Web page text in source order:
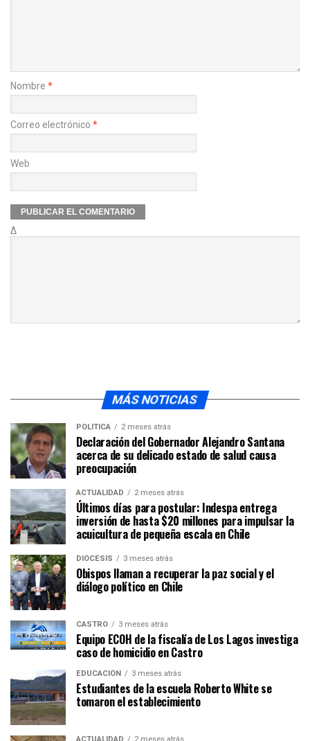
Nombre *
Correo electrónico *
Web
Δ
MÁS NOTICIAS
POLÍTICA 2 meses atrás
Declaración del Gobernador Alejandro Santana
acerca de su delicado estado de salud causa
preocupación
ACTUALIDAD 2 meses atrás
Últimos días para postular: Indespa entrega
inversión de hasta $20 millones para impulsar la
acuicultura de pequeña escala en Chile
DIÓCESIS 3 meses atrás
Obispos llaman a recuperar la paz social y el
diálogo político en Chile
CASTRO 3 meses atrás
Equipo ECOH de la fiscalía de Los Lagos investiga
caso de homicidio en Castro
EDUCACIÓN 3 meses atrás
Estudiantes de la escuela Roberto White se
tomaron el establecimiento
ACTUALIDAD 2 meses atrás